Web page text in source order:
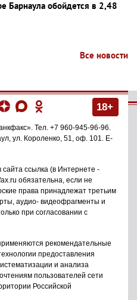
Барнаула обойдется в 2,48
Все новости
18+
. Тел. +7 960-945-96-96
ул. Короленко, 51, оф. 101
. E-
ссылка (в Интернете -
обязательна, если не
права принадлежат третьим
аудио- видеофрагменты и
при согласовании с
рекомендательные
предоставления
и анализа
пользователей сети
Российской